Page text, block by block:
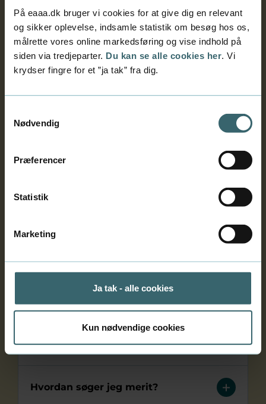
På eaaa.dk bruger vi cookies for at give dig en relevant
og sikker oplevelse, indsamle statistik om besøg hos os,
målrette vores online markedsføring og vise indhold på
siden via tredjeparter. Du kan se alle cookies her. Vi
krydser fingre for et ”ja tak” fra dig.
Nødvendig
Præferencer
Statistik
Marketing
Ja tak - alle cookies
Kun nødvendige cookies
Hvordan logger jeg på akademiets
it-systemer?
Hvor kan jeg se mit skema?
sport på elite- eller
Hvornår får jeg mit studiekort?
Hvordan er studielivet på
Erhvervsakademi Aarhus?
Hvordan søger jeg merit?